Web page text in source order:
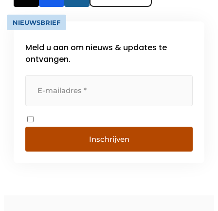
NIEUWSBRIEF
Meld u aan om nieuws & updates te
ontvangen.
Inschrijven